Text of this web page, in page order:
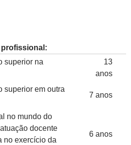
profissional:
superior na
13
anos
superior em outra
7 anos
no mundo do
docente
no exercício da
6 anos